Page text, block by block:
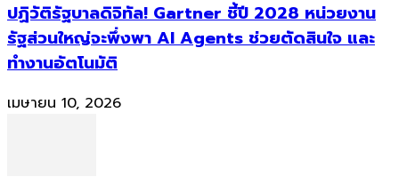
ปฏิวัติรัฐบาลดิจิทัล! Gartner ชี้ปี 2028 หน่วยงาน
รัฐส่วนใหญ่จะพึ่งพา AI Agents ช่วยตัดสินใจ และ
ทำงานอัตโนมัติ
เมษายน 10, 2026